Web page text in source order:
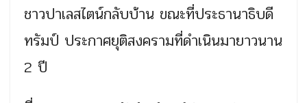
ชาวปาเลสไตน์กลับบ้าน ขณะที่ประธานาธิบดี
ทรัมป์ ประกาศยุติสงครามที่ดำเนินมายาวนาน
2 ปี